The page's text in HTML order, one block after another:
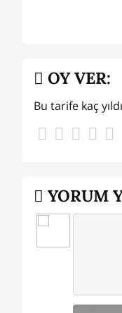
OY VER:
Bu tarife kaç
YORUM